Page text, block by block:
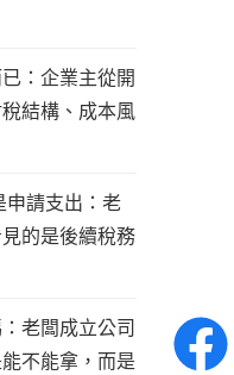
：企業主從開
結構、成本風
申請支出：老
的是後續稅務
老闆成立公司
不能拿，而是